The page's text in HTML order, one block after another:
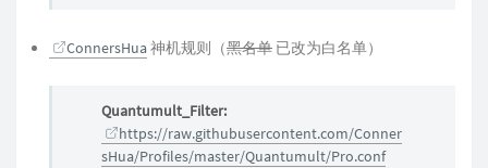
ConnersHua神机规则（黑名单 已改为白名单）
Quantumult_Filter:
https://raw.githubusercontent.com/Conner
sHua/Profiles/master/Quantumult/Pro.conf